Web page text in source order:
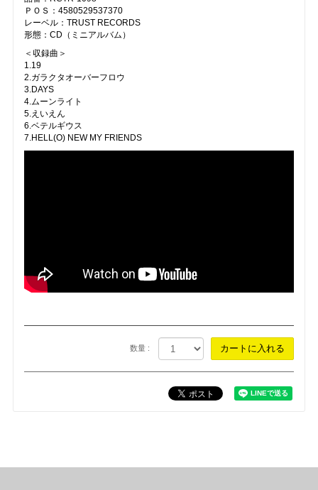
ＰＯＳ：4580529537370
レーベル：TRUST RECORDS
形態：CD（ミニアルバム）
＜収録曲＞
1.19
2.ガラクタオーバーフロウ
3.DAYS
4.ムーンライト
5.えいえん
6.ベテルギウス
7.HELL(O) NEW MY FRIENDS
数量 :